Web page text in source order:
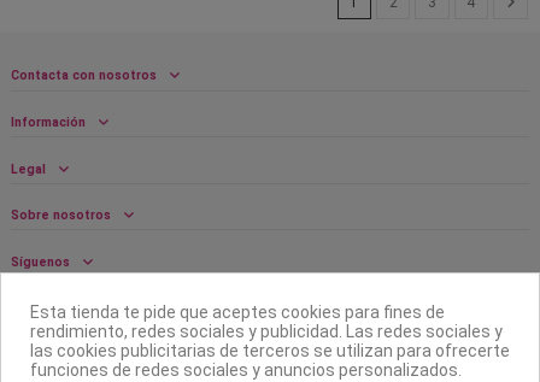
Contacta con nosotros
Información
Legal
Sobre nosotros
Síguenos
Boletín
Esta tienda te pide que aceptes cookies para fines de
rendimiento, redes sociales y publicidad. Las redes sociales y
las cookies publicitarias de terceros se utilizan para ofrecerte
funciones de redes sociales y anuncios personalizados.